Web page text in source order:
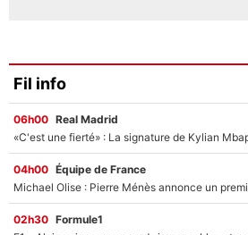
Fil info
06h00 Real Madrid
04h00 Équipe de France
02h30 Formule1